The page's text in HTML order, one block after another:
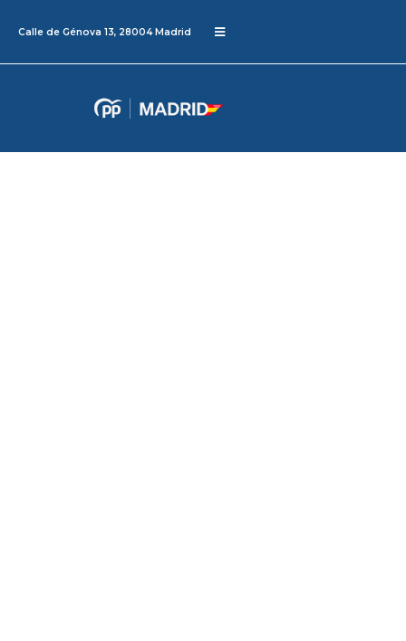
Calle de Génova 13, 28004 Madrid